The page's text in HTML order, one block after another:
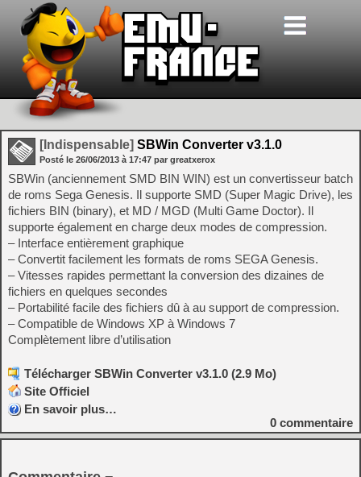
[Indispensable] SBWin Converter v3.1.0
Posté le 26/06/2013 à 17:47 par greatxerox
SBWin (anciennement SMD BIN WIN) est un convertisseur batch
de roms Sega Genesis. Il supporte SMD (Super Magic Drive), les
fichiers BIN (binary), et MD / MGD (Multi Game Doctor). Il
supporte également en charge deux modes de compression.
– Interface entièrement graphique
– Convertit facilement les formats de roms SEGA Genesis.
– Vitesses rapides permettant la conversion des dizaines de
fichiers en quelques secondes
– Portabilité facile des fichiers dû à au support de compression.
– Compatible de Windows XP à Windows 7
Complètement libre d’utilisation
Télécharger SBWin Converter v3.1.0 (2.9 Mo)
Site Officiel
En savoir plus…
0 commentaire